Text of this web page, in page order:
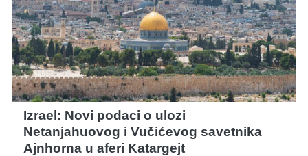
Izrael: Novi podaci o ulozi
Netanjahuovog i Vučićevog savetnika
Ajnhorna u aferi Katargejt